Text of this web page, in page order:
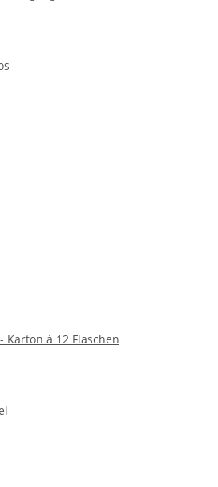
Karton á 12 Flaschen